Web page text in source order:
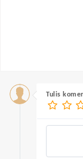
Tulis